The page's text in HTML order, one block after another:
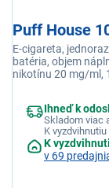
Puff House
E-cigareta,
batéria, objem
nikotínu 20 mg/ml,
Ihneď k
Skladom viac
K vyzdvihnutiu
K
v 69